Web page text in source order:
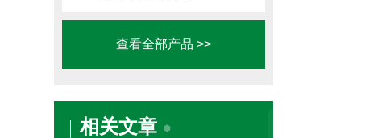
查看全部产品 >>
相关文章